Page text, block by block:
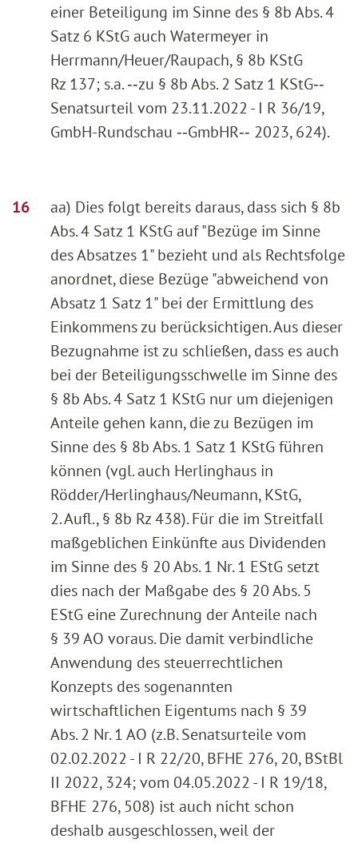
einer Beteiligung im Sinne des § 8b Abs. 4
Satz 6 KStG auch Watermeyer in
Herrmann/Heuer/Raupach, § 8b KStG
Rz 137; s.a. ‑‑zu § 8b Abs. 2 Satz 1 KStG‑‑
Senatsurteil vom 23.11.2022 - I R 36/19,
GmbH-Rundschau ‑‑GmbHR‑‑ 2023, 624).
aa) Dies folgt bereits daraus, dass sich § 8b
Abs. 4 Satz 1 KStG auf "Bezüge im Sinne
des Absatzes 1" bezieht und als Rechtsfolge
anordnet, diese Bezüge "abweichend von
Absatz 1 Satz 1" bei der Ermittlung des
Einkommens zu berücksichtigen. Aus dieser
Bezugnahme ist zu schließen, dass es auch
bei der Beteiligungsschwelle im Sinne des
§ 8b Abs. 4 Satz 1 KStG nur um diejenigen
Anteile gehen kann, die zu Bezügen im
Sinne des § 8b Abs. 1 Satz 1 KStG führen
können (vgl. auch Herlinghaus in
Rödder/Herlinghaus/Neumann, KStG,
2. Aufl., § 8b Rz 438). Für die im Streitfall
maßgeblichen Einkünfte aus Dividenden
im Sinne des § 20 Abs. 1 Nr. 1 EStG setzt
dies nach der Maßgabe des § 20 Abs. 5
EStG eine Zurechnung der Anteile nach
§ 39 AO voraus. Die damit verbindliche
Anwendung des steuerrechtlichen
Konzepts des sogenannten
wirtschaftlichen Eigentums nach § 39
Abs. 2 Nr. 1 AO (z.B. Senatsurteile vom
02.02.2022 - I R 22/20, BFHE 276, 20, BStBl
II 2022, 324; vom 04.05.2022 - I R 19/18,
BFHE 276, 508) ist auch nicht schon
deshalb ausgeschlossen, weil der